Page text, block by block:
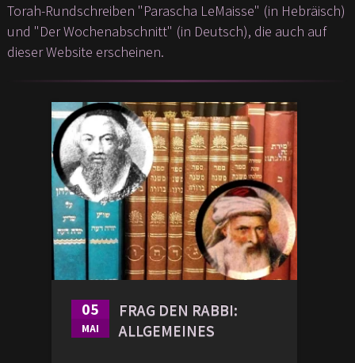
Torah-Rundschreiben "Parascha LeMaisse" (in Hebräisch)
und "Der Wochenabschnitt" (in Deutsch), die auch auf
dieser Website erscheinen.
05
MAI
FRAG DEN RABBI:
ALLGEMEINES